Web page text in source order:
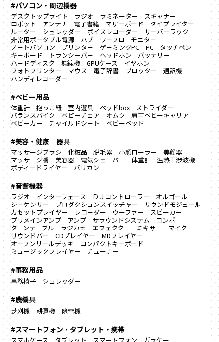
#パソコン・周辺機器
デスクトップライト ラジオ ラミネーター
スキャナー
ロボット
アンテナ 電子書籍 マザーボード
タイプライター
ルーター
シュレッダー ボイスレコーダー
サーバーラック
非常用ポータブル電源
ハブ ワープロ
モニター
ノートパソコン
プリンター ゲーミングPC PC
タッチペン
キーボード
トランシーバー ヘッドホン
バッテリー
ハードディスク
無線機 GPUケース
イヤホン
フォトプリンター
マウス 電子辞書 プロッター
通訳機
ハンディレコーダー
#ベビー用品
体重計 抱っこ紐 室内遊具 ベッドbox
ストライダー
バランスバイク
ベビーチェア オムツ
肩車ベビーキャリア
ベビーカー
チャイルドシート ベビーベッド
#美容・健康 器具
マッサージブラシ 化粧品 脱毛器 小顔ローラー
美顔器
マッサージ機
美容器 電気シェーバー 体重計
温熱干渉波機
ボディードライヤー
バリカン
#音響機器
ラジオ インターフェース ＤＪコントローラー
オルゴール
シーケンサー
プロダクションスイッチャー
サウンドモジュール
カセットプレイヤー
レコーダー ウーファー
スピーカー
プリメインアンプ
アンプ サラウンドシステム
コンポ
ターンテーブル
ラジカセ エフェクター ミキサー
マイク
サウンドバー
CDプレイヤー
MDプレイヤー
オープンリールデッキ
コンパクトキーボード
ミュージックプレイヤー
チューナー
#事務用品
事務椅子 シュレッダー
#農機具
芝刈機 耕運機 除雪機
#スマートフォン・タブレット・携帯
スマホケース タブレット スマートフォン ガラケー